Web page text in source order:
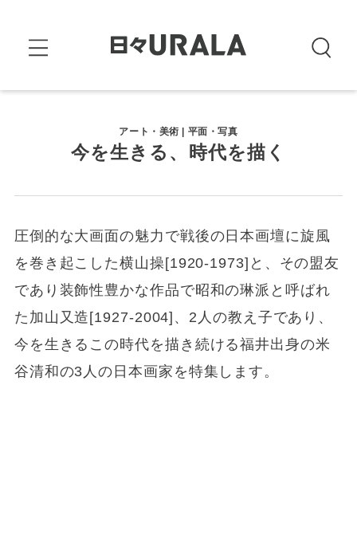
アート・美術 | 平面・写真
今を生きる、時代を描く
圧倒的な大画面の魅力で戦後の日本画壇に旋風
を巻き起こした横山操[1920-1973]と、その盟友
であり装飾性豊かな作品で昭和の琳派と呼ばれ
た加山又造[1927-2004]、2人の教え子であり、
今を生きるこの時代を描き続ける福井出身の米
谷清和の3人の日本画家を特集します。